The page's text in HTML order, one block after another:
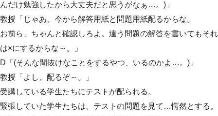
んだけ勉強したから大丈夫だと思うがなぁ…。)」
教授「じゃあ、今から解答用紙と問題用紙配るからな。
お前ら、ちゃんと確認しろよ。違う問題の解答を書いてもそれ
は×にするからな～。」
D「(そんな間抜けなことをするやつ、いるのかよ…。)」
教授「よし、配るぞ～。」
受講している学生たちにテストが配られる。
緊張していた学生たちは、テストの問題を見て…愕然とする。